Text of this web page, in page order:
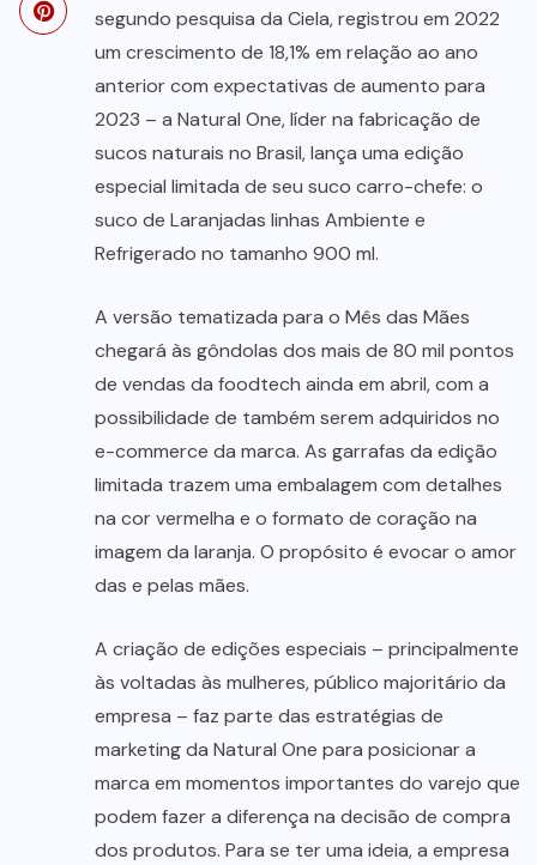
segundo pesquisa da Ciela, registrou em 2022
um crescimento de 18,1% em relação ao ano
anterior com expectativas de aumento para
2023 – a Natural One, líder na fabricação de
sucos naturais no Brasil, lança uma edição
especial limitada de seu suco carro-chefe: o
suco de Laranjadas linhas Ambiente e
Refrigerado no tamanho 900 ml.
A versão tematizada para o Mês das Mães
chegará às gôndolas dos mais de 80 mil pontos
de vendas da foodtech ainda em abril, com a
possibilidade de também serem adquiridos no
e-commerce da marca. As garrafas da edição
limitada trazem uma embalagem com detalhes
na cor vermelha e o formato de coração na
imagem da laranja. O propósito é evocar o amor
das e pelas mães.
A criação de edições especiais – principalmente
às voltadas às mulheres, público majoritário da
empresa – faz parte das estratégias de
marketing da Natural One para posicionar a
marca em momentos importantes do varejo que
podem fazer a diferença na decisão de compra
dos produtos. Para se ter uma ideia, a empresa